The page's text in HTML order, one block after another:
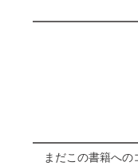
まだこの書籍への